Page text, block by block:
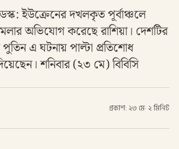
ইউক্রেনের দখলকৃত পূর্বাঞ্চলে
অভিযোগ করেছে রাশিয়া। দেশটির
পুতিন এ ঘটনায় পাল্টা প্রতিশোধ
শনিবার (২৩ মে) বিবিসি
প্রকাশ: ২৩ মে· ২ মিনিট